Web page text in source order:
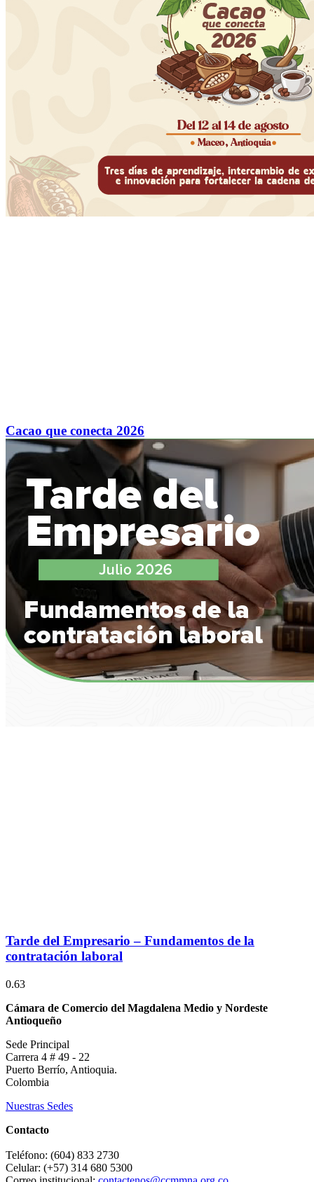
Cacao que conecta 2026
Tarde del Empresario – Fundamentos de la
contratación laboral
Cámara de Comercio del Magdalena Medio y Nordeste
Antioqueño
Sede Principal
Carrera 4 # 49 - 22
Puerto Berrío, Antioquia.
Colombia
Nuestras Sedes
Contacto
Teléfono: (604) 833 2730
Celular: (+57) 314 680 5300